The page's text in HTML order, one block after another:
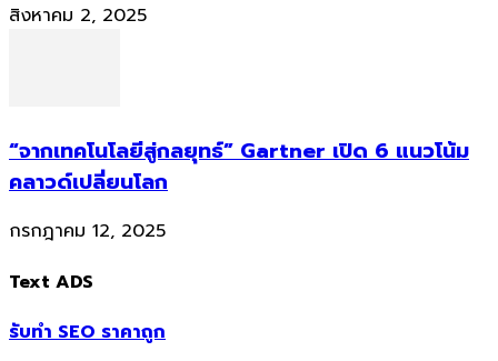
สิงหาคม 2, 2025
“จากเทคโนโลยีสู่กลยุทธ์” Gartner เปิด 6 แนวโน้ม
คลาวด์เปลี่ยนโลก
กรกฎาคม 12, 2025
Text ADS
รับทำ SEO ราคาถูก